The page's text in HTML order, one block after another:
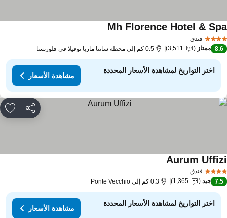
فندق
Mh Florence Hotel &
8.6 ممتاز 3,511 0.5 كم إلى محطة سانتا ماريا نوفيلا في فلورنسا
اختر التواريخ لمشاهدة الأسعار المحددة
مشاهدة الأسعار
مشاركة
فندق
Aurum
7.5 جيد 1,365 0.3 كم إلى Ponte Vecchio
اختر التواريخ لمشاهدة الأسعار المحددة
مشاهدة الأسعار